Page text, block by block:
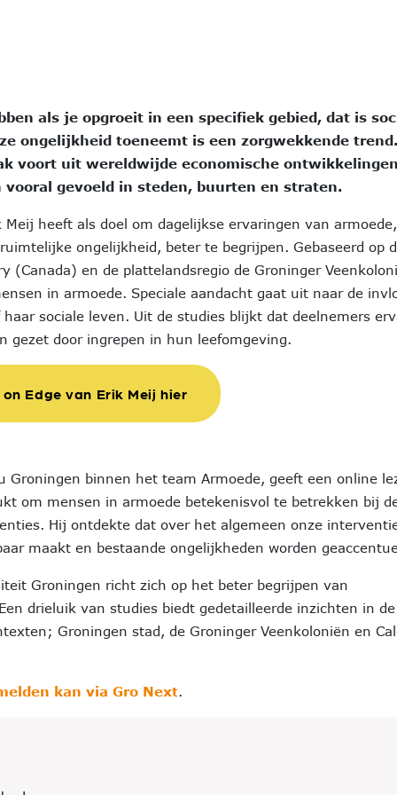
als je opgroeit in een specifiek gebied, dat is
ongelijkheid toeneemt is een zorgwekkende trend.
voort uit wereldwijde economische
vooral gevoeld in steden, buurten en straten.
Meij heeft als doel om dagelijkse ervaringen van
ongelijkheid, beter te begrijpen. Gebaseerd op
(Canada) en de plattelandsregio de Groninger
in armoede. Speciale aandacht gaat uit naar de
sociale leven. Uit de studies blijkt dat deelnemers
gezet door ingrepen in hun leefomgeving.
Edge van Erik Meij hier
Groningen binnen het team Armoede, geeft een online
om mensen in armoede betekenisvol te betrekken bij
Hij ontdekte dat over het algemeen onze
maakt en bestaande ongelijkheden worden
Groningen richt zich op het beter begrijpen van
drieluik van studies biedt gedetailleerde inzichten in de
Groningen stad, de Groninger Veenkoloniën en
kan via Gro Next.